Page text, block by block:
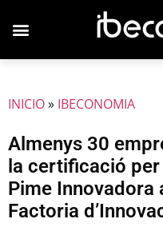
INICIO» IBECONOMIA
Almenys 30
la certificació per
Pime Innovadora
Factoria